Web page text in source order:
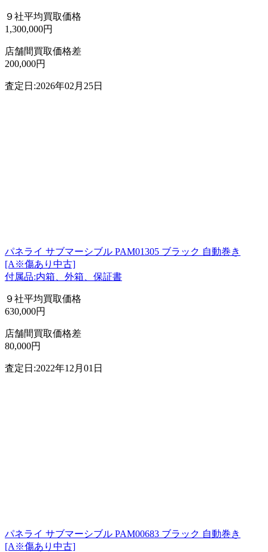
９社平均買取価格
1,300,000円
店舗間買取価格差
200,000円
査定日:2026年02月25日
パネライ サブマーシブル PAM01305 ブラック 自動巻き
[A※傷あり中古]
付属品:内箱、外箱、保証書
９社平均買取価格
630,000円
店舗間買取価格差
80,000円
査定日:2022年12月01日
パネライ サブマーシブル PAM00683 ブラック 自動巻き
[A※傷あり中古]